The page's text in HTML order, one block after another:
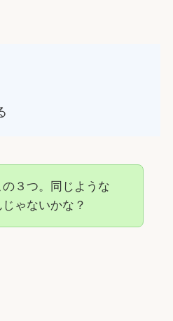
３つ。同じような
ゃないかな？